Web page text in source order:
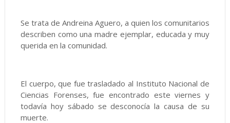
Se trata de Andreina Aguero, a quien los comunitarios
describen como una madre ejemplar, educada y muy
querida en la comunidad.
El cuerpo, que fue trasladado al Instituto Nacional de
Ciencias Forenses, fue encontrado este viernes y
todavía hoy sábado se desconocía la causa de su
muerte.